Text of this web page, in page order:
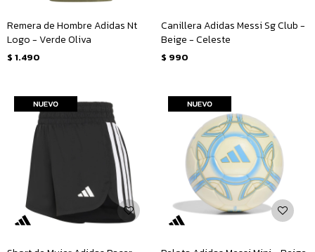
Remera de Hombre Adidas Nt
Logo - Verde Oliva
$ 1.490
Canillera Adidas Messi Sg Club -
Beige - Celeste
$ 990